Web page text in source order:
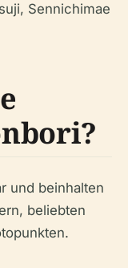
Sennichimae
und beinhalten
beliebten